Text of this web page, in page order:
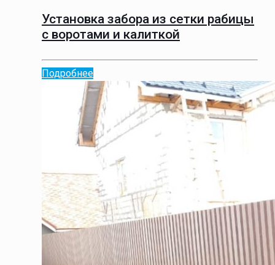
Установка забора из сетки рабицы
с воротами и калиткой
Подробнее